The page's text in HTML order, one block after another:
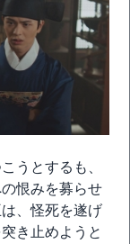
うとするも、
恨みを募らせ
、怪死を遂げ
き止めようと